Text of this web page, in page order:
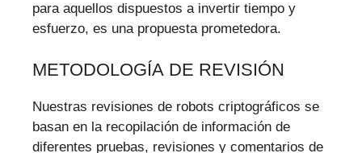
para aquellos dispuestos a invertir tiempo y
esfuerzo, es una propuesta prometedora.
METODOLOGÍA DE REVISIÓN
Nuestras revisiones de robots criptográficos se
basan en la recopilación de información de
diferentes pruebas, revisiones y comentarios de